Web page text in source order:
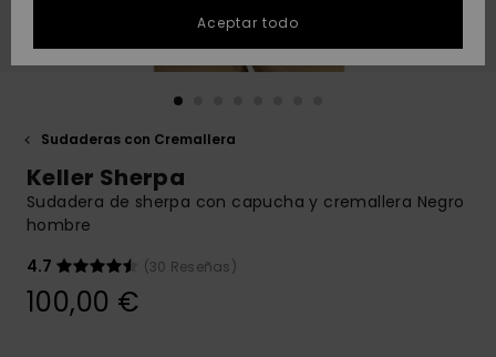
Inicia una
conversación
la respuesta
Encuentra
las preguntas
más
Sudaderas con Cremallera
Keller Sherpa
Sudadera de sherpa con capucha y cremallera Negro
hombre
4.7
(30 Reseñas)
100,00 €
Aceptar todo